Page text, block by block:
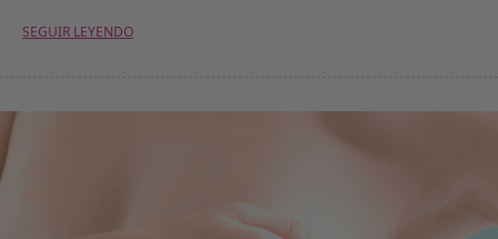
SEGUIR LEYENDO